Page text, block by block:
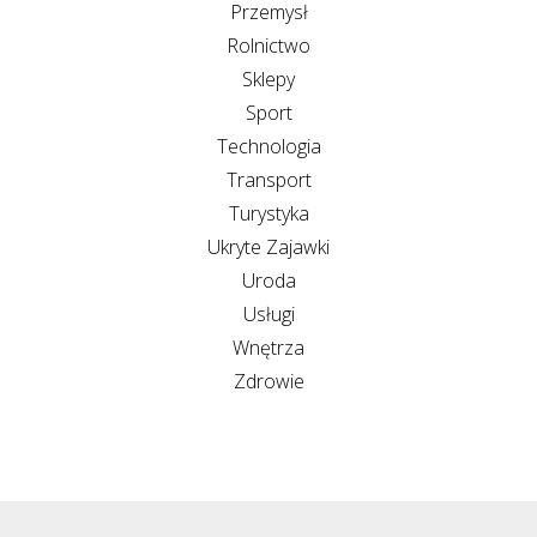
Przemysł
Rolnictwo
Sklepy
Sport
Technologia
Transport
Turystyka
Ukryte Zajawki
Uroda
Usługi
Wnętrza
Zdrowie